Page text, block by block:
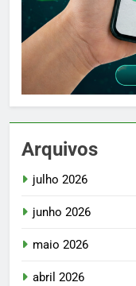
Arquivos
julho 2026
junho 2026
maio 2026
abril 2026